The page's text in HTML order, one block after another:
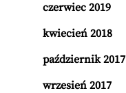
czerwiec 2019
kwiecień 2018
październik 2017
wrzesień 2017